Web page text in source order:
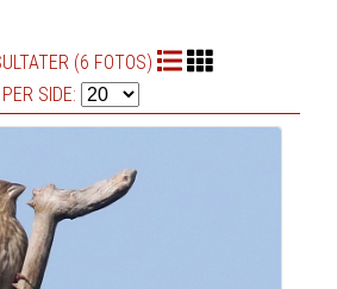
(6 FOTOS)
PER SIDE: